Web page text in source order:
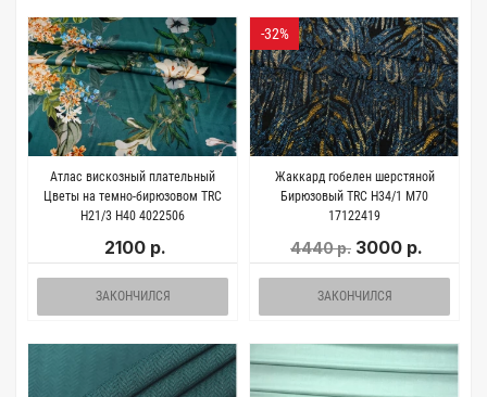
Атлас вискозный плательный
Цветы на темно-бирюзовом TRC
H21/3 Н40 4022506
2100 р.
ЗАКОНЧИЛСЯ
-32%
Жаккард гобелен шерстяной
Бирюзовый TRC H34/1 M70
17122419
4440 р. 3000 р.
ЗАКОНЧИЛСЯ